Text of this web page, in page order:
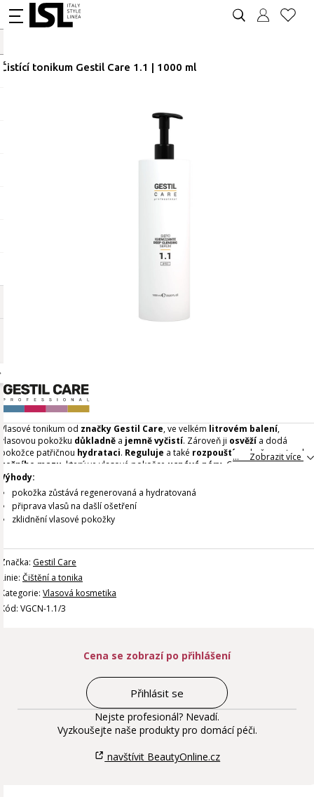
Čistící tonikum Gestil Care 1.1 | 1000 ml
Vlasové tonikum od značky Gestil Care, ve velkém litrovém balení,
vlasovou pokožku důkladně a jemně vyčistí. Zároveň ji osvěží a dodá
pokožce patřičnou hydrataci. Reguluje a také rozpouští nadměrnou tvorbu
kožního mazu , který ve vlasové pokožce ucpává póry Celý popis
... Zobrazit více
Výhody:
pokožka zůstává regenerovaná a hydratovaná
připrava vlasů na dašlí ošetření
zklidnění vlasové pokožky
Značka: Gestil Care
Linie: Čištění a tonika
Kategorie: Vlasová kosmetika
Kód: VGCN-1.1/3
Cena se zobrazí po přihlášení
Přihlásit se
Nejste profesionál? Nevadí.
Vyzkoušejte naše produkty pro domácí péči.
navštívit BeautyOnline.cz